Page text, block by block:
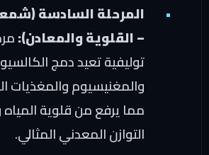
المرحلة السادسة (شمعة 3 في 1
– القلوية والمعادن):مرحلة
توليفية تعيد دمج الكالسيوم
والمغنيسيوم والمغذيات الطبيعية،
مما يرفع من قلوية المياه ويمنحها
التوازن المعدني المثالي.